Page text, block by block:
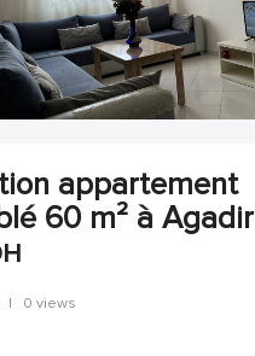
appartement
60 m² à Agadir
| 0 views